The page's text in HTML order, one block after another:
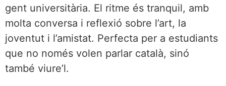
gent universitària. El ritme és tranquil, amb
molta conversa i reflexió sobre l’art, la
joventut i l’amistat. Perfecta per a estudiants
que no només volen parlar català, sinó
també viure’l.